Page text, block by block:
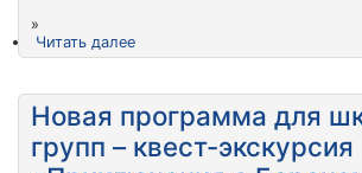
»
Читать далее
Новая программа для
групп – квест-экскурсия